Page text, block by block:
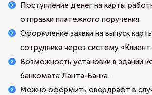
Поступление денег на карты
отправки платежного поручения.
Оформление заявки на выпуск
сотрудника через систему
Возможность установки в здании
банкомата Ланта-Банка.
Можно оформить овердрафт в